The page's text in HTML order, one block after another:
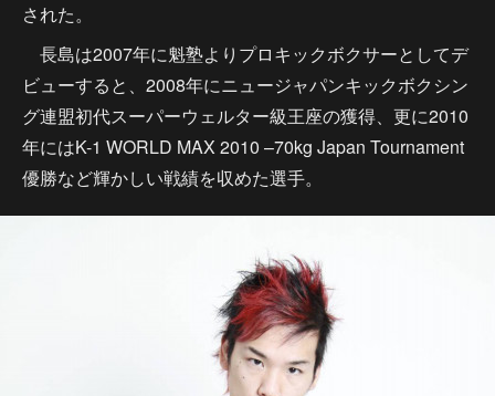
された。
長島は2007年に魁塾よりプロキックボクサーとしてデ
ビューすると、2008年にニュージャパンキックボクシン
グ連盟初代スーパーウェルター級王座の獲得、更に2010
年にはK-1 WORLD MAX 2010 –70kg Japan Tournament
優勝など輝かしい戦績を収めた選手。